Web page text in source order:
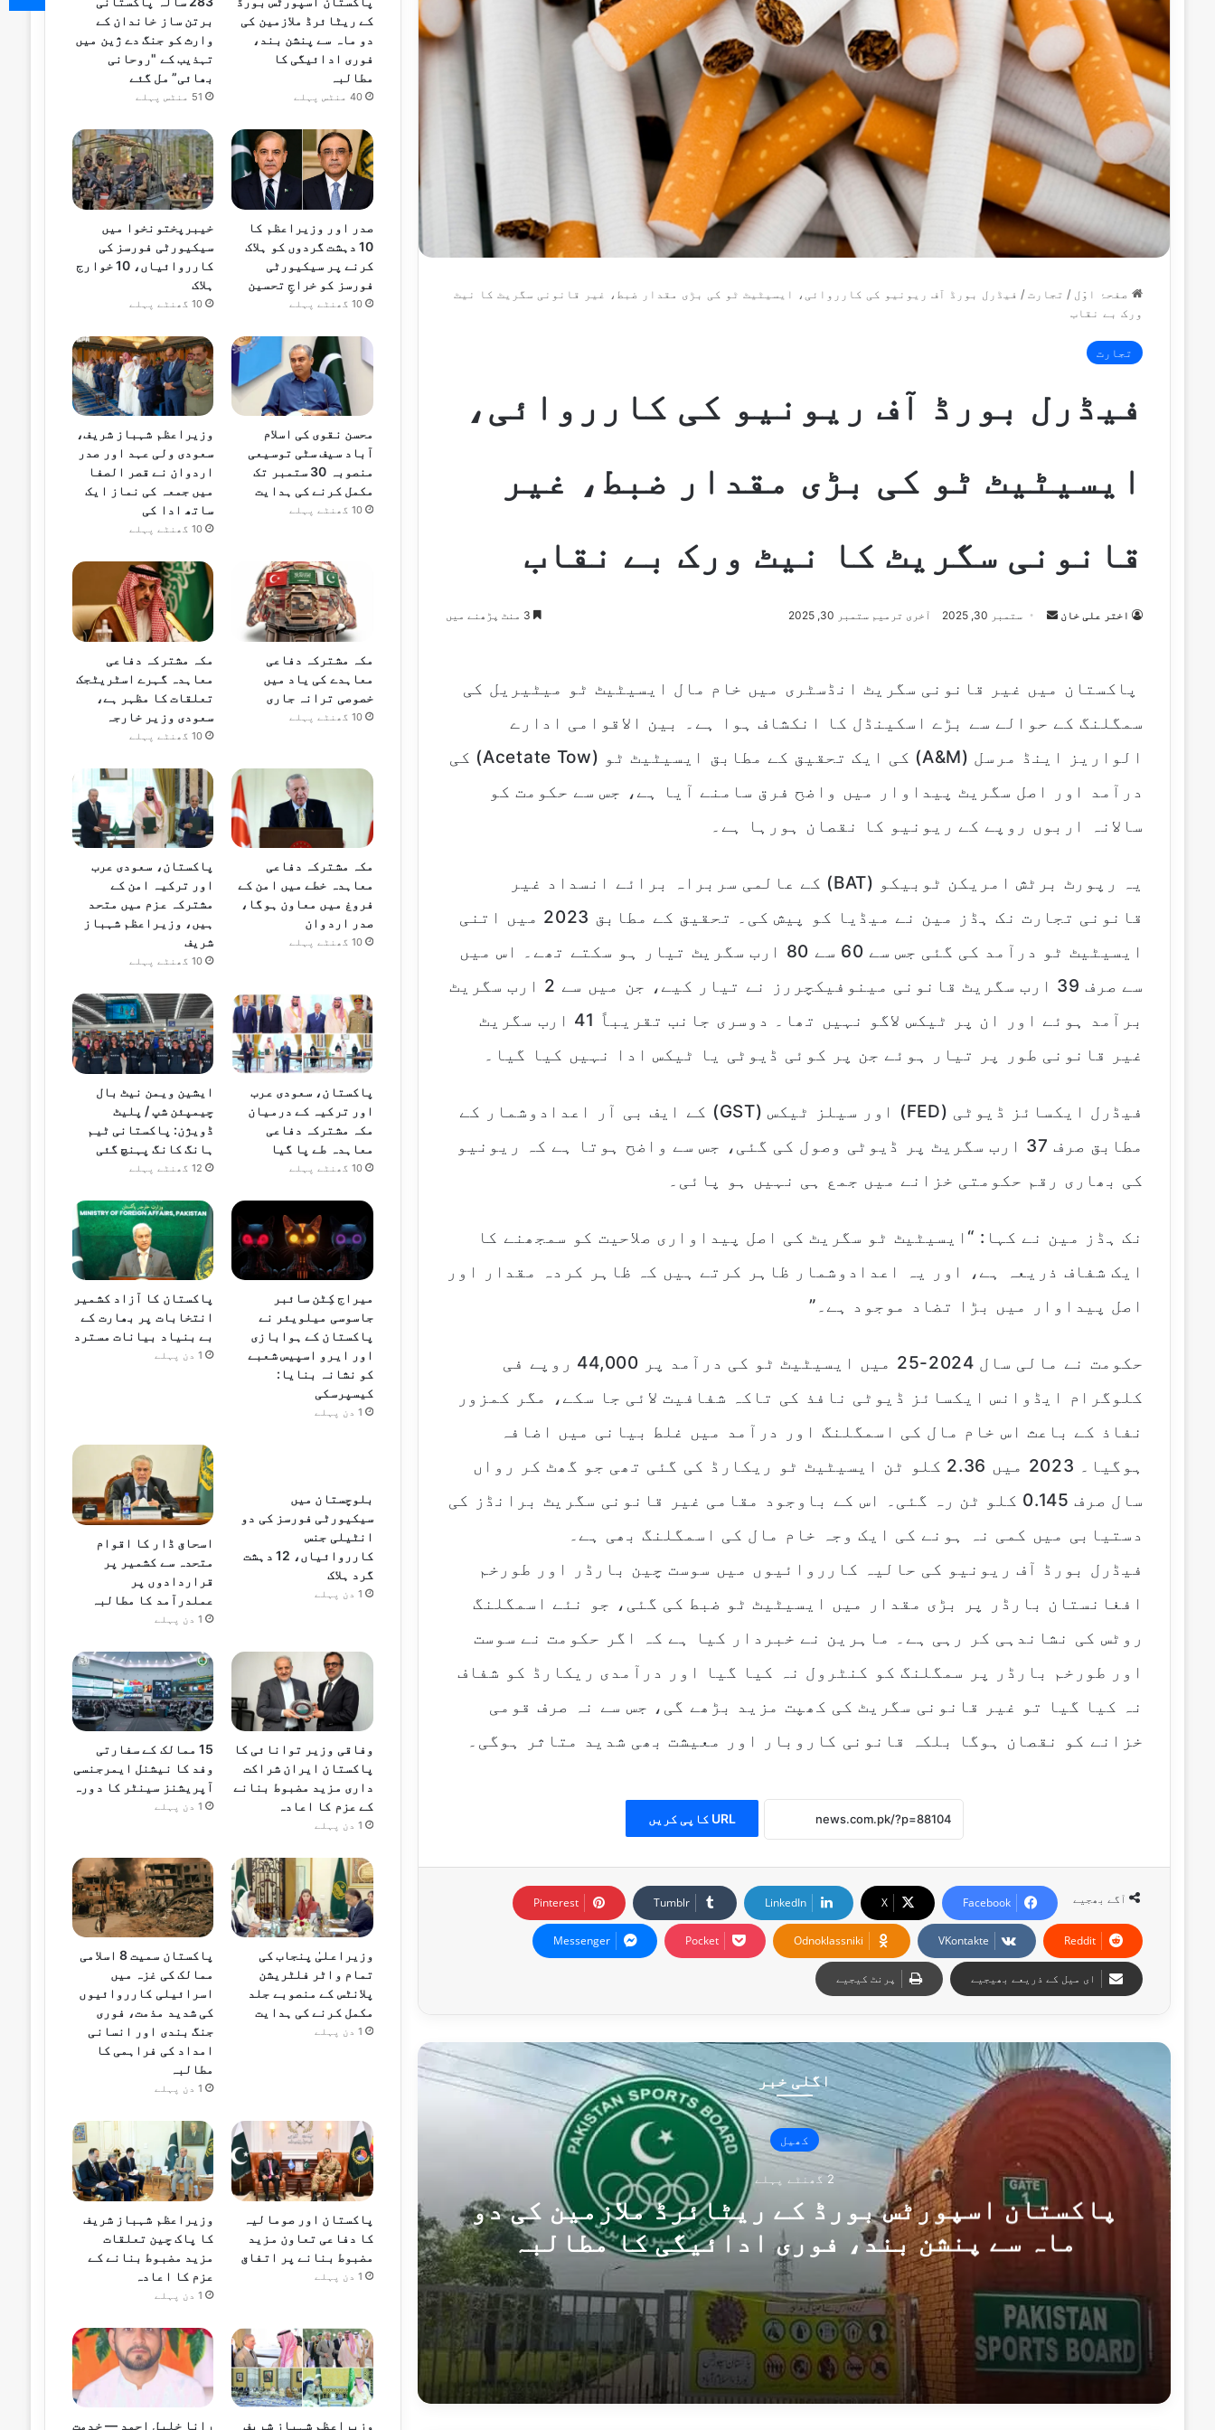
صفحۂ اوّل / تجارت / فیڈرل بورڈ آف ریونیو کی کارروائی، ایسیٹیٹ ٹو کی بڑی مقدار ضبط، غیر قانونی سگریٹ کا نیٹ
ورک بے نقاب
تجارت
فیڈرل بورڈ آف ریونیو کی کارروائی،
ایسیٹیٹ ٹو کی بڑی مقدار ضبط، غیر
قانونی سگریٹ کا نیٹ ورک بے نقاب
اختر علی خان
S
a
n
m
a
l
ستمبر 30, 2025 آخری ترمیم ستمبر 30, 2025 3 منٹ پڑھنے میں
پاکستان میں غیر قانونی سگریٹ انڈسٹری میں خام مال ایسیٹیٹ ٹو میٹیریل کی
سمگلنگ کے حوالے سے بڑے اسکینڈل کا انکشاف ہوا ہے۔ بین الاقوامی ادارے
الواریز اینڈ مرسل (A&M) کی ایک تحقیق کے مطابق ایسیٹیٹ ٹو (Acetate Tow) کی
درآمد اور اصل سگریٹ پیداوار میں واضح فرق سامنے آیا ہے، جس سے حکومت کو
سالانہ اربوں روپے کے ریونیو کا نقصان ہورہا ہے۔
یہ رپورٹ برٹش امریکن ٹوبیکو (BAT) کے عالمی سربراہ برائے انسداد غیر
قانونی تجارت نک ہڈز مین نے میڈیا کو پیش کی۔ تحقیق کے مطابق 2023 میں اتنی
ایسیٹیٹ ٹو درآمد کی گئی جس سے 60 سے 80 ارب سگریٹ تیار ہو سکتے تھے۔ اس میں
سے صرف 39 ارب سگریٹ قانونی مینوفیکچررز نے تیار کیے، جن میں سے 2 ارب سگریٹ
برآمد ہوئے اور ان پر ٹیکس لاگو نہیں تھا۔ دوسری جانب تقریباً 41 ارب سگریٹ
غیر قانونی طور پر تیار ہوئے جن پر کوئی ڈیوٹی یا ٹیکس ادا نہیں کیا گیا۔
فیڈرل ایکسائز ڈیوٹی (FED) اور سیلز ٹیکس (GST) کے ایف بی آر اعدادوشمار کے
مطابق صرف 37 ارب سگریٹ پر ڈیوٹی وصول کی گئی، جس سے واضح ہوتا ہے کہ ریونیو
کی بھاری رقم حکومتی خزانے میں جمع ہی نہیں ہو پائی۔
نک ہڈز مین نے کہا: “ایسیٹیٹ ٹو سگریٹ کی اصل پیداواری صلاحیت کو سمجھنے کا
ایک شفاف ذریعہ ہے، اور یہ اعدادوشمار ظاہر کرتے ہیں کہ ظاہر کردہ مقدار اور
اصل پیداوار میں بڑا تضاد موجود ہے۔”
حکومت نے مالی سال 2024-25 میں ایسیٹیٹ ٹو کی درآمد پر 44,000 روپے فی
کلوگرام ایڈوانس ایکسائز ڈیوٹی نافذ کی تاکہ شفافیت لائی جا سکے، مگر کمزور
نفاذ کے باعث اس خام مال کی اسمگلنگ اور درآمد میں غلط بیانی میں اضافہ
ہوگیا۔ 2023 میں 2.36 کلو ٹن ایسیٹیٹ ٹو ریکارڈ کی گئی تھی جو گھٹ کر رواں
سال صرف 0.145 کلو ٹن رہ گئی۔ اس کے باوجود مقامی غیر قانونی سگریٹ برانڈز کی
دستیابی میں کمی نہ ہونے کی ایک وجہ خام مال کی اسمگلنگ بھی ہے۔
فیڈرل بورڈ آف ریونیو کی حالیہ کارروائیوں میں سوست چین بارڈر اور طورخم
افغانستان بارڈر پر بڑی مقدار میں ایسیٹیٹ ٹو ضبط کی گئی، جو نئے اسمگلنگ
روٹس کی نشاندہی کر رہی ہے۔ ماہرین نے خبردار کیا ہے کہ اگر حکومت نے سوست
اور طورخم بارڈر پر سمگلنگ کو کنٹرول نہ کیا گیا اور درآمدی ریکارڈ کو شفاف
نہ کیا گیا تو غیر قانونی سگریٹ کی کھپت مزید بڑھے گی، جس سے نہ صرف قومی
خزانے کو نقصان ہوگا بلکہ قانونی کاروبار اور معیشت بھی شدید متاثر ہوگی۔
URL کاپی کریں
آگے بھجیے Facebook
X
LinkedIn
Tumblr
Pinterest
Reddit
VKontakte
Odnoklassniki
Pocket
Messenger
ای میل کے ذریعے بھیجیے پرنٹ کیجیے
اگلی خبر
کھیل
2 گھنٹے پہلے
پاکستان اسپورٹس بورڈ کے ریٹائرڈ ملازمین کی دو
ماہ سے پنشن بند، فوری ادائیگی کا مطالبہ
2 گھنٹے پہلے
پاکستان اسپورٹس بورڈ کے ریٹائرڈ ملازمین کی دو ماہ سے پنشن بند، فوری ادائیگی کا مطالبہ
کے ریٹائرڈ ملازمین کی
دو ماہ سے پنشن بند،
فوری ادائیگی کا
مطالبہ
40 منٹس پہلے
برتن ساز خاندان کے
وارث کو جنگ دے ژین میں
تہذیب کے "روحانی
بھائی” مل گئے
51 منٹس پہلے
صدر اور وزیراعظم کا
10 دہشت گردوں کو ہلاک
کرنے پر سیکیورٹی
فورسز کو خراجِ تحسین
10 گھنٹے پہلے
خیبرپختونخوا میں
سیکیورٹی فورسز کی
کارروائیاں، 10 خوارج
ہلاک
10 گھنٹے پہلے
محسن نقوی کی اسلام
آباد سیف سٹی توسیعی
منصوبہ 30 ستمبر تک
مکمل کرنے کی ہدایت
10 گھنٹے پہلے
وزیراعظم شہباز شریف،
سعودی ولی عہد اور صدر
اردوان نے قصر الصفا
میں جمعہ کی نماز ایک
ساتھ ادا کی
10 گھنٹے پہلے
مکہ مشترکہ دفاعی
معاہدے کی یاد میں
خصوصی ترانہ جاری
10 گھنٹے پہلے
مکہ مشترکہ دفاعی
معاہدہ گہرے اسٹریٹجک
تعلقات کا مظہر ہے،
سعودی وزیر خارجہ
10 گھنٹے پہلے
مکہ مشترکہ دفاعی
معاہدہ خطے میں امن کے
فروغ میں معاون ہوگا،
صدر اردوان
10 گھنٹے پہلے
پاکستان، سعودی عرب
اور ترکیہ امن کے
مشترکہ عزم میں متحد
ہیں، وزیراعظم شہباز
شریف
10 گھنٹے پہلے
پاکستان، سعودی عرب
اور ترکیہ کے درمیان
مکہ مشترکہ دفاعی
معاہدہ طے پا گیا
10 گھنٹے پہلے
ایشین ویمن نیٹ بال
چیمپئن شپ / پلیٹ
ڈویژن: پاکستانی ٹیم
ہانگ کانگ پہنچ گئی
12 گھنٹے پہلے
میراج کِٹن سائبر
جاسوسی میلویئر نے
پاکستان کے ہوابازی
اور ایرو اسپیس شعبے
کو نشانہ بنایا:
کیسپرسکی
1 دن پہلے
پاکستان کا آزاد کشمیر
انتخابات پر بھارت کے
بے بنیاد بیانات مسترد
1 دن پہلے
بلوچستان میں
سیکیورٹی فورسز کی دو
انٹیلی جنس
کارروائیاں، 12 دہشت
گرد ہلاک
1 دن پہلے
اسحاق ڈار کا اقوام
متحدہ سے کشمیر پر
قراردادوں پر
عملدرآمد کا مطالبہ
1 دن پہلے
وفاقی وزیر توانائی کا
پاکستان ایران شراکت
داری مزید مضبوط بنانے
کے عزم کا اعادہ
1 دن پہلے
15 ممالک کے سفارتی
وفد کا نیشنل ایمرجنسی
آپریشنز سینٹر کا دورہ
1 دن پہلے
وزیراعلیٰ پنجاب کی
تمام واٹر فلٹریشن
پلانٹس کے منصوبے جلد
مکمل کرنے کی ہدایت
1 دن پہلے
پاکستان سمیت 8 اسلامی
ممالک کی غزہ میں
اسرائیلی کارروائیوں
کی شدید مذمت، فوری
جنگ بندی اور انسانی
امداد کی فراہمی کا
مطالبہ
1 دن پہلے
پاکستان اور صومالیہ
کا دفاعی تعاون مزید
مضبوط بنانے پر اتفاق
1 دن پہلے
وزیراعظم شہباز شریف
کا پاک چین تعلقات
مزید مضبوط بنانے کے
عزم کا اعادہ
1 دن پہلے
وزیراعظم شہباز شریف
رانا خلیل احمد — خدمت